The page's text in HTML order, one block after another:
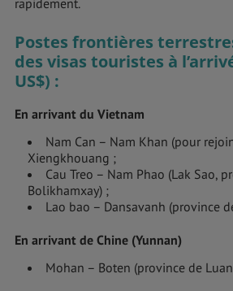
Postes frontières
des visas touristes à
US$) :
En arrivant du Vietnam
Nam Can – Nam Khan (pour
Xiengkhouang ;
Cau Treo – Nam Phao (Lak Sao,
Bolikhamxay) ;
Lao bao – Dansavanh (province
En arrivant de Chine (Yunnan)
Mohan – Boten (province de